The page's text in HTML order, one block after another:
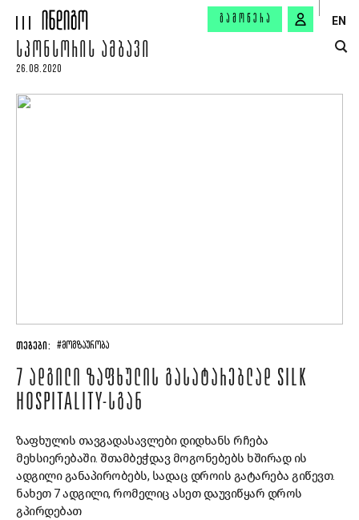
ᲒᲐᲛᲝᲬᲔᲠᲐ EN
ᲡᲞᲝᲜᲡᲝᲠᲘᲡ ᲐᲛᲑᲐᲕᲘ
26.08.2020
ᲗᲔᲒᲔᲑᲘ: #ᲛᲝᲒᲖᲐᲣᲠᲝᲑᲐ
7 ᲐᲓᲒᲘᲚᲘ ᲖᲐᲤᲮᲣᲚᲘᲡ ᲒᲐᲡᲐᲢᲐᲠᲔᲑᲚᲐᲓ SILK
HOSPITALITY-ᲡᲒᲐᲜ
ზაფხულის თავგადასავლები დიდხანს რჩება
მეხსიერებაში. შთამბეჭდავ მოგონებებს ხშირად ის
ადგილი განაპირობებს, სადაც დროის გატარება გიწევთ.
ნახეთ 7 ადგილი, რომელიც ასეთ დაუვიწყარ დროს
გპირდებათ